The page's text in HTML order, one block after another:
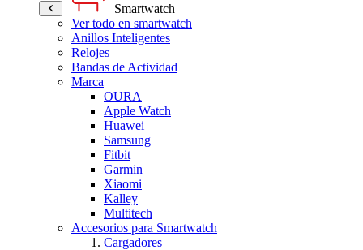
Smartwatch
Ver todo en smartwatch
Anillos Inteligentes
Relojes
Bandas de Actividad
Marca
OURA
Apple Watch
Huawei
Samsung
Fitbit
Garmin
Xiaomi
Kalley
Multitech
Accesorios para Smartwatch
Cargadores